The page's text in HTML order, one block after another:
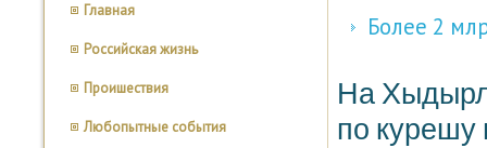
Главная
Российская жизнь
Проишествия
Любопытные события
Более 2
На
по курешу